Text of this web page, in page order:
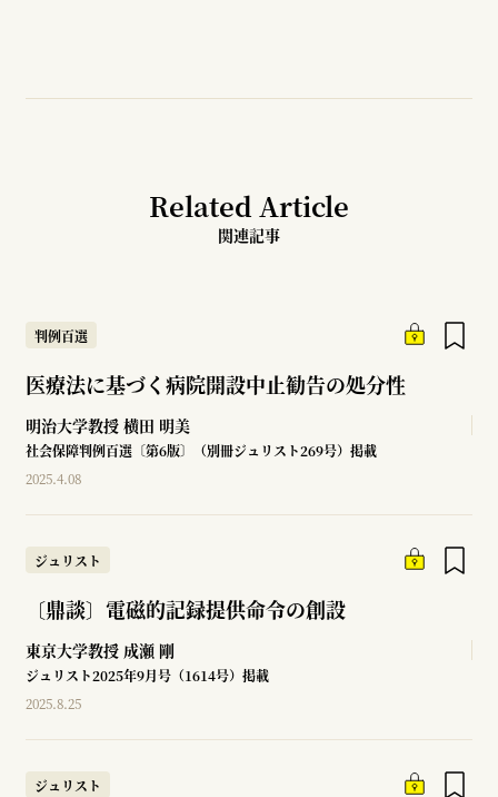
Related Article
関連記事
判例百選
医療法に基づく病院開設中止勧告の処分性
明治大学教授 横田 明美
社会保障判例百選〔第6版〕（別冊ジュリスト269号）掲載
2025.4.08
ジュリスト
〔鼎談〕電磁的記録提供命令の創設
東京大学教授 成瀬 剛
ジュリスト2025年9月号（1614号）掲載
2025.8.25
ジュリスト